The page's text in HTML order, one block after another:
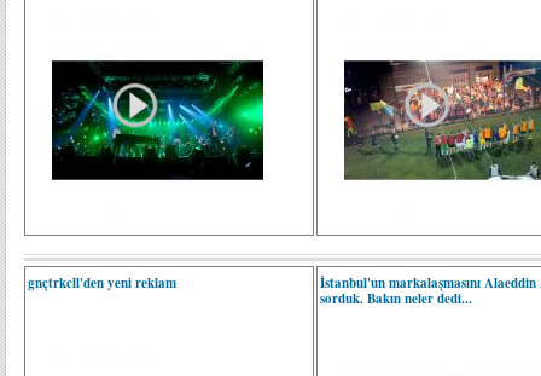
gnçtrkcll'den yeni reklam
İstanbul'un markalaşmasını
sorduk. Bakın neler dedi...